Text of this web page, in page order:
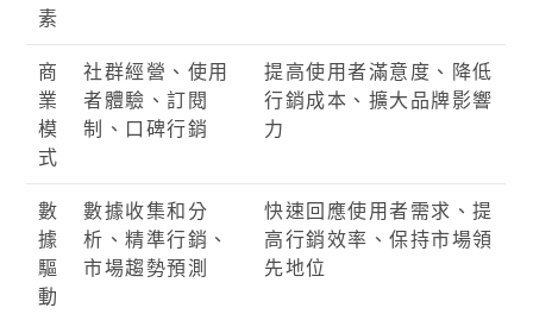
素
商
業
模
式
社群經營、使用
者體驗、訂閱
制、口碑行銷
提高使用者滿意度、降低
行銷成本、擴大品牌影響
力
數
據
驅
動
數據收集和分
析、精準行銷、
市場趨勢預測
快速回應使用者需求、提
高行銷效率、保持市場領
先地位